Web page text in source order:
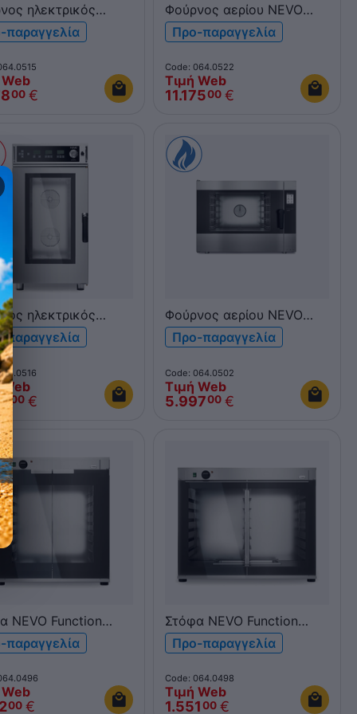
ηλεκτρικός
Pratika Kompact
1/1 FDEK061P
παραγγελία
00 €
Φούρνος αερίου NEVO
Qubi 10xGN 1/1 QUBI10G
Προ-παραγγελία
Code: 064.0522
Τιμή Web
11.17500 €
ηλεκτρικός
Pratika Kompact
1/1 με πλύσιμο
παραγγελία
Web
00 €
Φούρνος αερίου NEVO
Pratika 5xGN 1/1 &
600x400 FDG051TV
Προ-παραγγελία
Code: 064.0502
Τιμή Web
5.99700 €
NEVO Function
8 θέσεων EN
& GN 1/1
παραγγελία
00 €
Στόφα NEVO Function
LM16T64 16 θέσεων EN
600x400 & GN 1/1
Προ-παραγγελία
Code: 064.0498
Τιμή Web
1.55100 €